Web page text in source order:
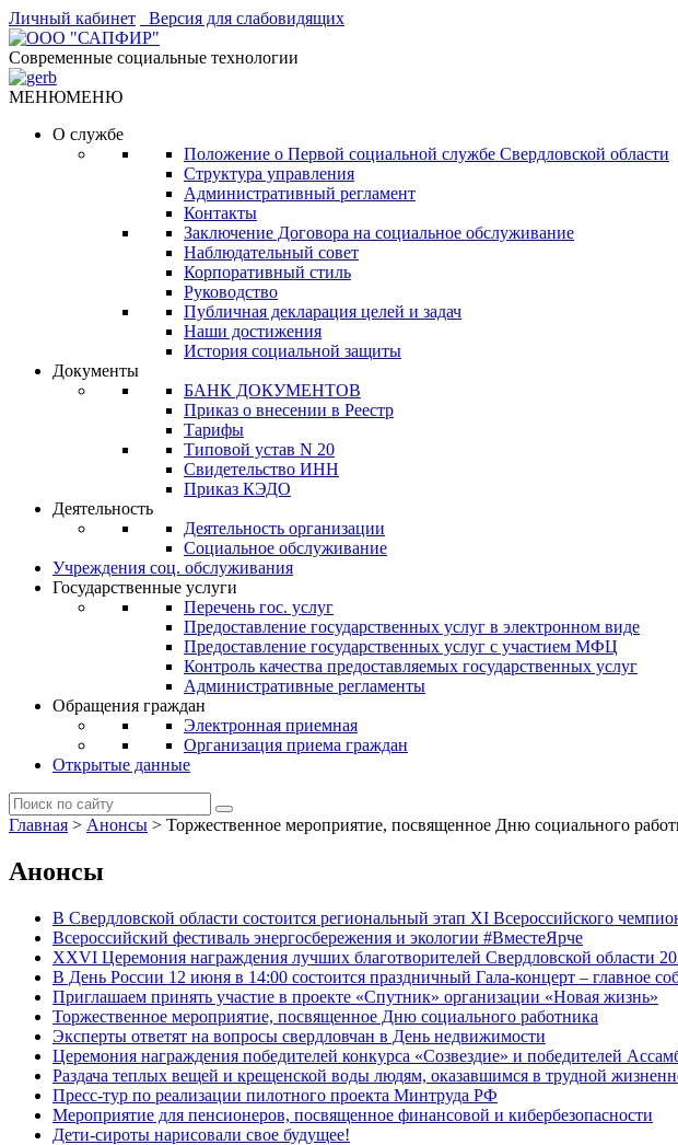
Личный кабинет Версия для слабовидящих
Современные социальные технологии
МЕНЮМЕНЮ
О службе
Положение о Первой социальной службе Свердловской области
Структура управления
Административный регламент
Контакты
Заключение Договора на социальное обслуживание
Наблюдательный совет
Корпоративный стиль
Руководство
Публичная декларация целей и задач
Наши достижения
История социальной защиты
Документы
БАНК ДОКУМЕНТОВ
Приказ о внесении в Реестр
Тарифы
Типовой устав N 20
Свидетельство ИНН
Приказ КЭДО
Деятельность
Деятельность организации
Социальное обслуживание
Учреждения соц. обслуживания
Государственные услуги
Перечень гос. услуг
Предоставление государственных услуг в электронном виде
Предоставление государственных услуг с участием МФЦ
Контроль качества предоставляемых государственных услуг
Административные регламенты
Обращения граждан
Электронная приемная
Организация приема граждан
Открытые данные
Главная > Анонсы > Торжественное мероприятие, посвященное Дню социального
Анонсы
В Свердловской области состоится региональный этап XI Всероссийского
Всероссийский фестиваль энергосбережения и экологии #ВместеЯрче
XXVI Церемония награждения лучших благотворителей Свердловской области
В День России 12 июня в 14:00 состоится праздничный Гала-концерт – главное
Приглашаем принять участие в проекте «Спутник» организации «Новая жизнь»
Торжественное мероприятие, посвященное Дню социального работника
Эксперты ответят на вопросы свердловчан в День недвижимости
Церемония награждения победителей конкурса «Созвездие» и победителей
Раздача теплых вещей и крещенской воды людям, оказавшимся в трудной
Пресс-тур по реализации пилотного проекта Минтруда РФ
Мероприятие для пенсионеров, посвященное финансовой и кибербезопасности
Дети-сироты нарисовали свое будущее!